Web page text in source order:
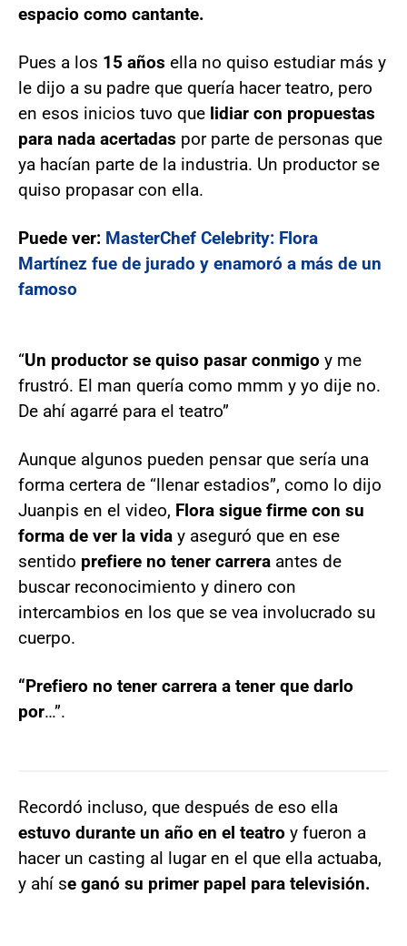
espacio como cantante.
Pues a los 15 años ella no quiso estudiar más y
le dijo a su padre que quería hacer teatro, pero
en esos inicios tuvo que lidiar con propuestas
para nada acertadas por parte de personas que
ya hacían parte de la industria. Un productor se
quiso propasar con ella.
Puede ver: MasterChef Celebrity: Flora
Martínez fue de jurado y enamoró a más de un
famoso
“Un productor se quiso pasar conmigo y me
frustró. El man quería como mmm y yo dije no.
De ahí agarré para el teatro”
Aunque algunos pueden pensar que sería una
forma certera de “llenar estadios”, como lo dijo
Juanpis en el video, Flora sigue firme con su
forma de ver la vida y aseguró que en ese
sentido prefiere no tener carrera antes de
buscar reconocimiento y dinero con
intercambios en los que se vea involucrado su
cuerpo.
“Prefiero no tener carrera a tener que darlo
por…”.
Recordó incluso, que después de eso ella
estuvo durante un año en el teatro y fueron a
hacer un casting al lugar en el que ella actuaba,
y ahí se ganó su primer papel para televisión.